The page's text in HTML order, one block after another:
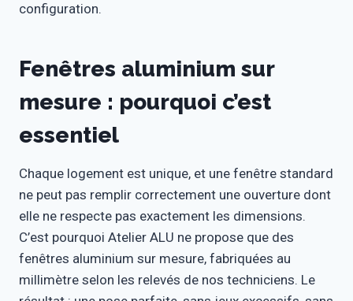
configuration.
Fenêtres aluminium sur
mesure : pourquoi c’est
essentiel
Chaque logement est unique, et une fenêtre standard
ne peut pas remplir correctement une ouverture dont
elle ne respecte pas exactement les dimensions.
C’est pourquoi Atelier ALU ne propose que des
fenêtres aluminium sur mesure, fabriquées au
millimètre selon les relevés de nos techniciens. Le